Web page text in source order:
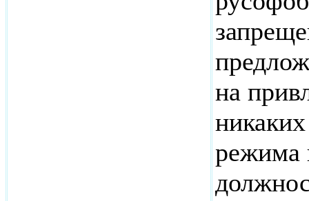
на
режима